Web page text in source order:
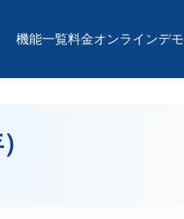
機能一覧料金オンラインデモ